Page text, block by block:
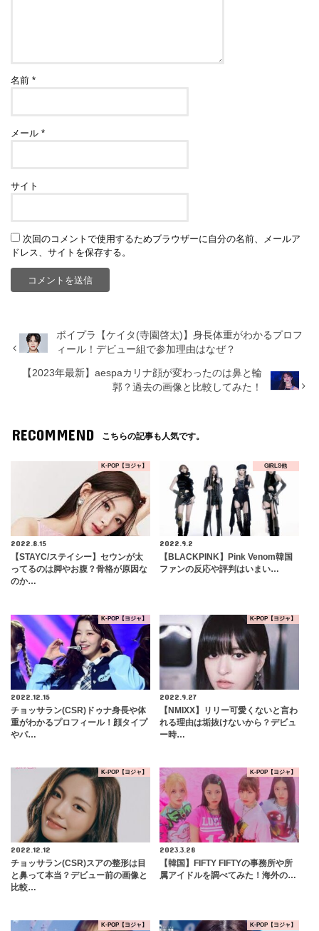
名前*
メール*
サイト
次回のコメントで使用するためブラウザーに自分の名前、メールア
ドレス、サイトを保存する。
ボイプラ【ケイタ(寺園啓太)】身長体重がわかるプロフ
ィール！デビュー組で参加理由はなぜ？
【2023年最新】aespaカリナ顔が変わったのは鼻と輪
郭？過去の画像と比較してみた！
RECOMMEND こちらの記事も人気です。
K-POP【ヨジャ】
2022.8.15
【STAYC/ステイシー】セウンが太
ってるのは脚やお腹？骨格が原因な
のか…
GIRLS他
2022.9.2
【BLACKPINK】Pink Venom韓国
ファンの反応や評判はいまい…
K-POP【ヨジャ】
2022.12.15
チョッサラン(CSR)ドゥナ身長や体
重がわかるプロフィール！顔タイプ
やパ…
K-POP【ヨジャ】
2022.9.27
【NMIXX】リリー可愛くないと言わ
れる理由は垢抜けないから？デビュ
ー時…
K-POP【ヨジャ】
2022.12.12
チョッサラン(CSR)スアの整形は目
と鼻って本当？デビュー前の画像と
比較…
K-POP【ヨジャ】
2023.3.28
【韓国】FIFTY FIFTYの事務所や所
属アイドルを調べてみた！海外の…
K-POP【ヨジャ】 K-POP【ヨジャ】